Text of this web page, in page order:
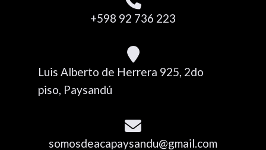
+598 92 736 223
Luis Alberto de Herrera 925, 2do
piso, Paysandú
somosdeacapaysandu@gmail.com